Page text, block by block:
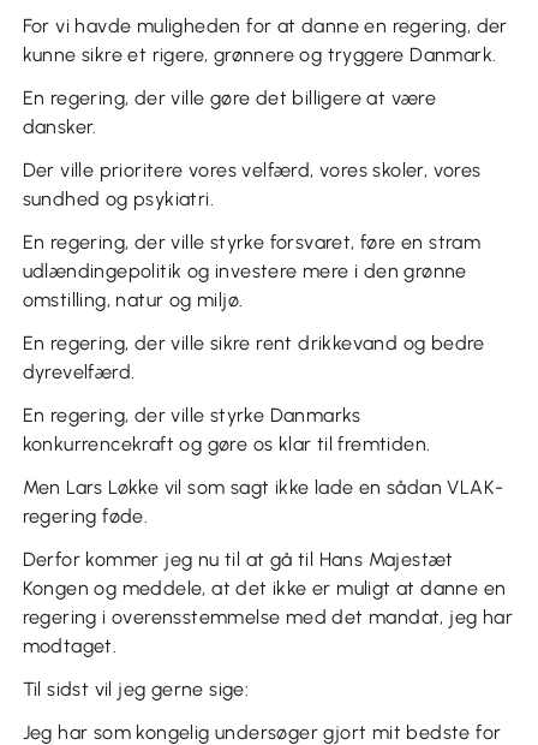
For vi havde muligheden for at danne en regering, der
kunne sikre et rigere, grønnere og tryggere Danmark.
En regering, der ville gøre det billigere at være
dansker.
Der ville prioritere vores velfærd, vores skoler, vores
sundhed og psykiatri.
En regering, der ville styrke forsvaret, føre en stram
udlændingepolitik og investere mere i den grønne
omstilling, natur og miljø.
En regering, der ville sikre rent drikkevand og bedre
dyrevelfærd.
En regering, der ville styrke Danmarks
konkurrencekraft og gøre os klar til fremtiden.
Men Lars Løkke vil som sagt ikke lade en sådan VLAK-
regering føde.
Derfor kommer jeg nu til at gå til Hans Majestæt
Kongen og meddele, at det ikke er muligt at danne en
regering i overensstemmelse med det mandat, jeg har
modtaget.
Til sidst vil jeg gerne sige:
Jeg har som kongelig undersøger gjort mit bedste for